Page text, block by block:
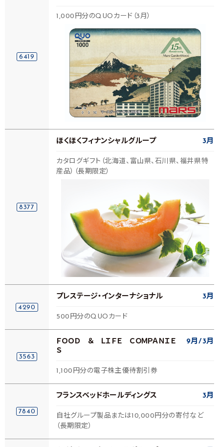
6419
1,000円分のQUOカード（3月）
8377
ほくほくフィナンシャルグループ 3月
カタログギフト（北海道、富山県、石川県、福井県特
産品）（長期限定）
4290
プレステージ・インターナショナル 3月
500円分のQUOカード
3563
ＦＯＯＤ ＆ ＬＩＦＥ ＣＯＭＰＡＮＩＥ
Ｓ
9月 3月
1,100円分の電子株主優待割引券
7840
フランスベッドホールディングス 3月
自社グループ製品または10,000円分の寄付など
（長期限定）